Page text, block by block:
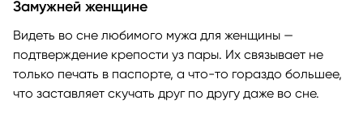
Замужней женщине
Видеть во сне любимого мужа для женщины —
подтверждение крепости уз пары. Их связывает не
только печать в паспорте, а что-то гораздо большее,
что заставляет скучать друг по другу даже во сне.